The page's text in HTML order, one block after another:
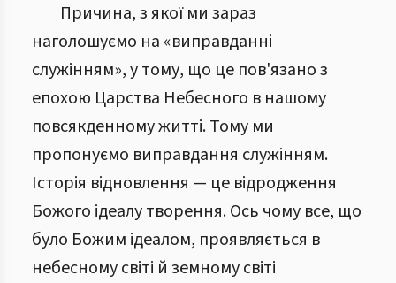
Причина, з якої ми зараз
наголошуємо на «виправданні
служінням», у тому, що це пов'язано з
епохою Царства Небесного в нашому
повсякденному житті. Тому ми
пропонуємо виправдання служінням.
Історія відновлення — це відродження
Божого ідеалу творення. Ось чому все, що
було Божим ідеалом, проявляється в
небесному світі й земному світі